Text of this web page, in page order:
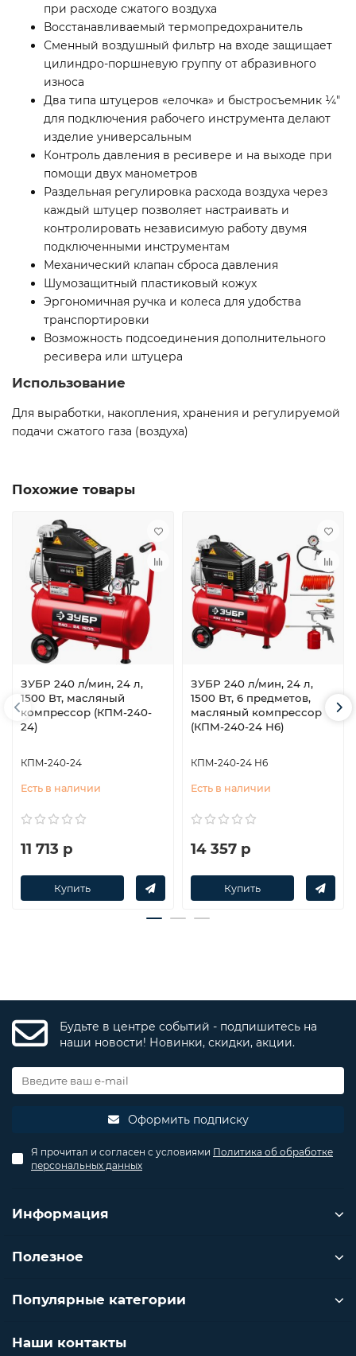
при расходе сжатого воздуха
Восстанавливаемый термопредохранитель
Сменный воздушный фильтр на входе защищает
цилиндро-поршневую группу от абразивного
износа
Два типа штуцеров «елочка» и быстросъемник ¼″
для подключения рабочего инструмента делают
изделие универсальным
Контроль давления в ресивере и на выходе при
помощи двух манометров
Раздельная регулировка расхода воздуха через
каждый штуцер позволяет настраивать и
контролировать независимую работу двумя
подключенными инструментам
Механический клапан сброса давления
Шумозащитный пластиковый кожух
Эргономичная ручка и колеса для удобства
транспортировки
Возможность подсоединения дополнительного
ресивера или штуцера
Использование
Для выработки, накопления, хранения и регулируемой
подачи сжатого газа (воздуха)
Похожие товары
ЗУБР 240 л/мин, 24 л,
1500 Вт, масляный
компрессор (КПМ-240-
24)
КПМ-240-24
Есть в наличии
11 713 р
Купить
ЗУБР 240 л/мин, 24 л,
1500 Вт, 6 предметов,
масляный компрессор
(КПМ-240-24 Н6)
КПМ-240-24 Н6
Есть в наличии
14 357 р
Купить
Будьте в центре событий - подпишитесь на
наши новости! Новинки, скидки, акции.
Оформить подписку
Я прочитал и согласен с условиями Политика об обработке
персональных данных
Информация
Полезное
Популярные категории
Наши контакты